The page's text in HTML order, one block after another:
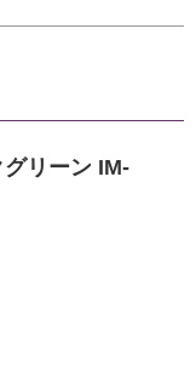
リーン IM-